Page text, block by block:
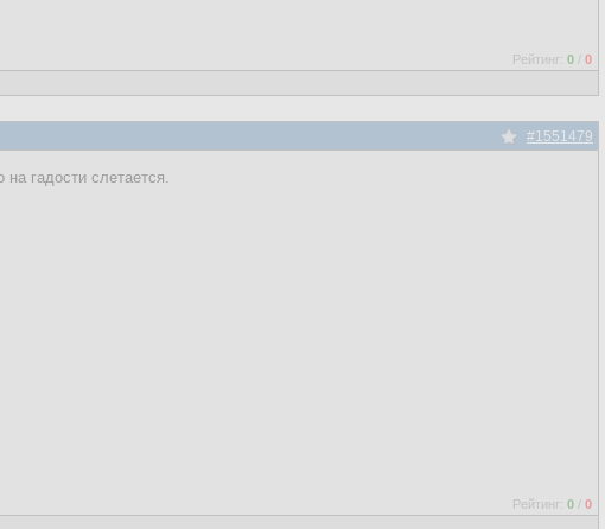
Рейтинг: 0 / 0
#1551479
гадости слетается.
Рейтинг: 0 / 0